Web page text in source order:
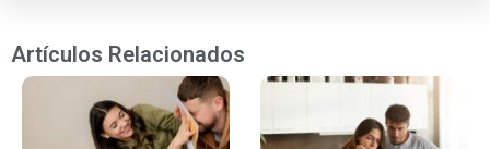
Artículos Relacionados